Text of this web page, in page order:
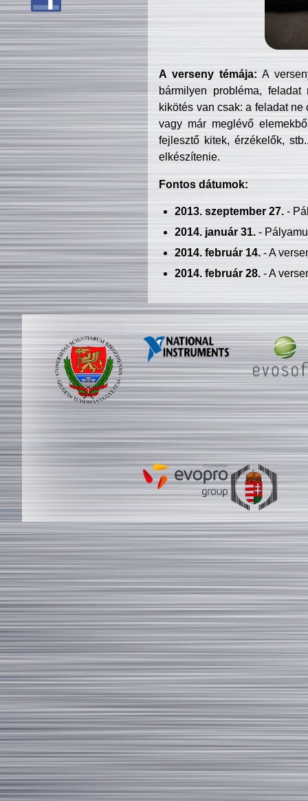
A verseny témája: A
bármilyen probléma, feladat
kikötés van csak: a feladat
vagy már meglévő
fejlesztő kitek, érzékelők,
elkészítenie.
Fontos dátumok:
2013. szeptember 27.-
2014. január 31.-
2014. február 14.- A
2014. február 28.- A